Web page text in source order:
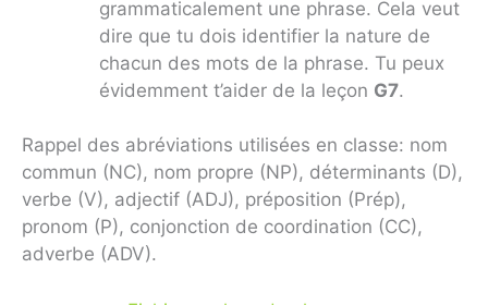
grammaticalement une phrase. Cela veut
dire que tu dois identifier la nature de
chacun des mots de la phrase. Tu peux
évidemment t’aider de la leçon G7.
Rappel des abréviations utilisées en classe: nom
commun (NC), nom propre (NP), déterminants (D),
verbe (V), adjectif (ADJ), préposition (Prép),
pronom (P), conjonction de coordination (CC),
adverbe (ADV).